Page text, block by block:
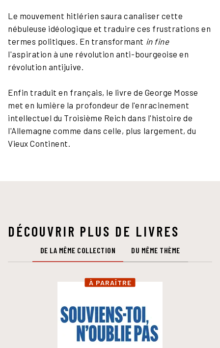
Le mouvement hitlérien saura canaliser cette
nébuleuse idéologique et traduire ces frustrations en
termes politiques. En transformant in fine
l'aspiration à une révolution anti-bourgeoise en
révolution antijuive.
Enfin traduit en français, le livre de George Mosse
met en lumière la profondeur de l'enracinement
intellectuel du Troisième Reich dans l'histoire de
l'Allemagne comme dans celle, plus largement, du
Vieux Continent.
DÉCOUVRIR PLUS DE LIVRES
DE LA MÊME COLLECTION DU MÊME THÈME
À PARAÎTRE